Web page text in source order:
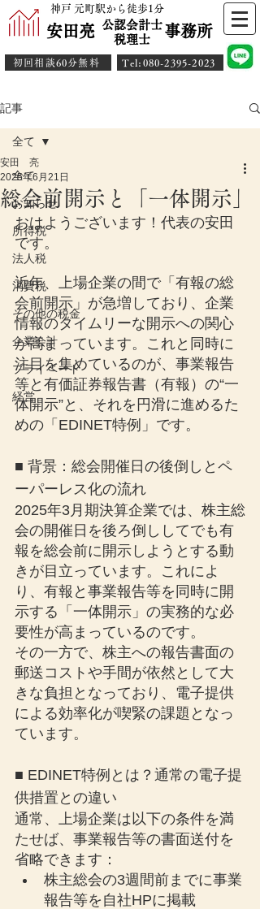
神戸 元町駅から徒歩1分
安田亮 事務所
公認会計士
​税理士
初回相談60分無料 ​Tel:080-2395-2023
記事
全て
お知らせ
所得税
法人税
消費税
その他の税金
企業会計
プライベート
経営
全て
総会前開示と「一体開示」
安田 亮
2025年6月21日
おはようございます！代表の安田
です。
近年、上場企業の間で「有報の総
会前開示」が急増しており、企業
情報のタイムリーな開示への関心
が高まっています。これと同時に
注目を集めているのが、事業報告
等と有価証券報告書（有報）の“一
体開示”と、それを円滑に進めるた
めの「EDINET特例」です。
■ 背景：総会開催日の後倒しとペ
ーパーレス化の流れ
2025年3月期決算企業では、株主総
会の開催日を後ろ倒ししてでも有
報を総会前に開示しようとする動
きが目立っています。これによ
り、有報と事業報告等を同時に開
示する「一体開示」の実務的な必
要性が高まっているのです。
その一方で、株主への報告書面の
郵送コストや手間が依然として大
きな負担となっており、電子提供
による効率化が喫緊の課題となっ
ています。
■ EDINET特例とは？通常の電子提
供措置との違い
通常、上場企業は以下の条件を満
たせば、事業報告等の書面送付を
省略できます：
株主総会の3週間前までに事業
報告等を自社HPに掲載